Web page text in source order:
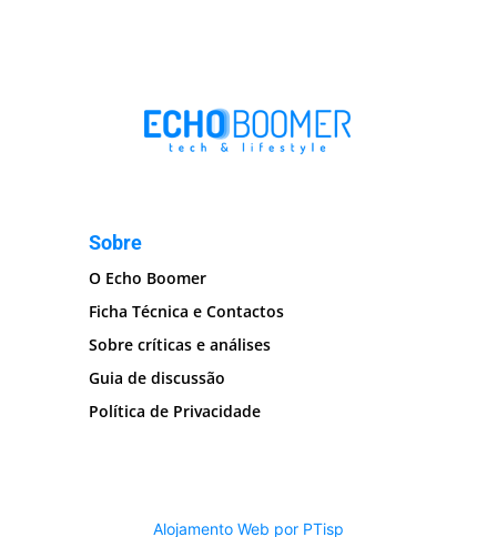
Sobre
O Echo Boomer
Ficha Técnica e Contactos
Sobre críticas e análises
Guia de discussão
Política de Privacidade
Alojamento Web por PTisp